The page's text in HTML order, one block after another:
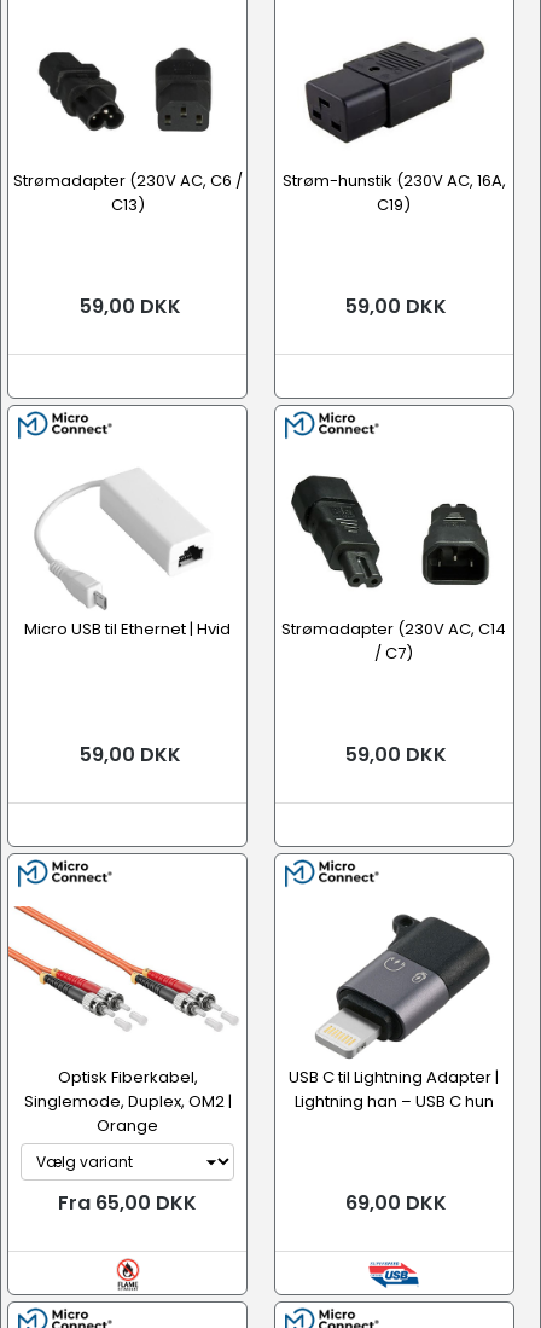
Strømadapter (230V AC, C6 /
C13)
59,00 DKK
Strøm-hunstik (230V AC, 16A,
C19)
59,00 DKK
Micro USB til Ethernet | Hvid
59,00 DKK
Strømadapter (230V AC, C14
/ C7)
59,00 DKK
Optisk Fiberkabel,
Singlemode, Duplex, OM2 |
Orange
Fra 65,00 DKK
USB C til Lightning Adapter |
Lightning han – USB C hun
69,00 DKK